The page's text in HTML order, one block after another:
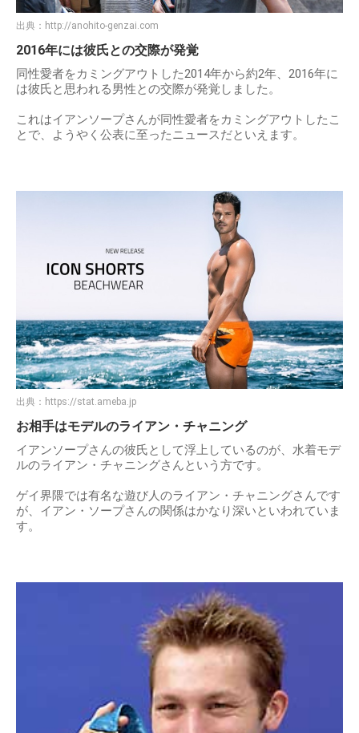
出典： http://anohito-genzai.com
2016年には彼氏との交際が発覚
同性愛者をカミングアウトした2014年から約2年、2016年に
は彼氏と思われる男性との交際が発覚しました。
これはイアンソープさんが同性愛者をカミングアウトしたこ
とで、ようやく公表に至ったニュースだといえます。
出典： https://stat.ameba.jp
お相手はモデルのライアン・チャニング
イアンソープさんの彼氏として浮上しているのが、水着モデ
ルのライアン・チャニングさんという方です。
ゲイ界隈では有名な遊び人のライアン・チャニングさんです
が、イアン・ソープさんの関係はかなり深いといわれていま
す。